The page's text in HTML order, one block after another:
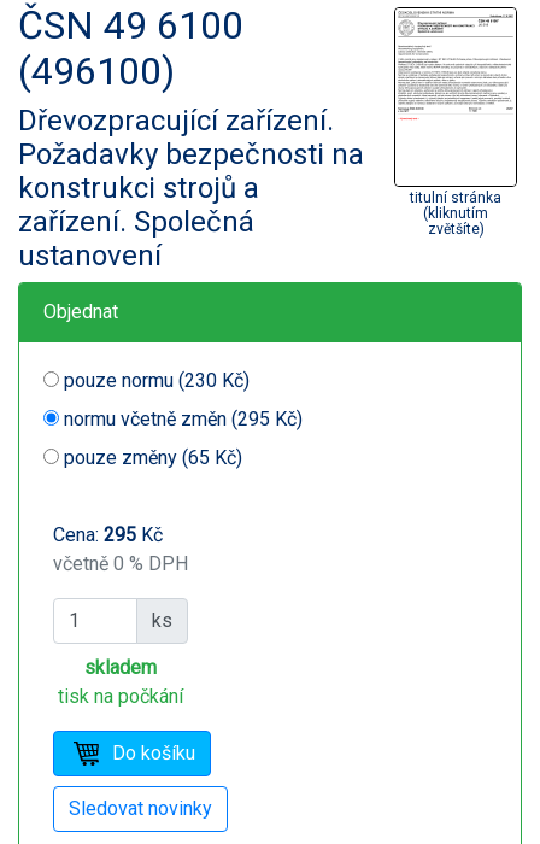
ČSN 49 6100
(496100)
Dřevozpracující zařízení.
Požadavky bezpečnosti na
konstrukci strojů a
zařízení. Společná
ustanovení
titulní stránka
(kliknutím
zvětšíte)
Objednat
pouze normu (230 Kč)
normu včetně změn (295 Kč)
pouze změny (65 Kč)
Cena: 295 Kč
včetně 0 % DPH
ks
skladem
tisk na počkání